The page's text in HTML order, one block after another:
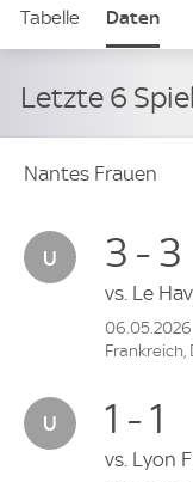
Tabelle Daten
Letzte 6
Nantes Frauen
3 - 3
vs. Le
06.05.2026
Frankreich,
1 - 1
vs. Lyon